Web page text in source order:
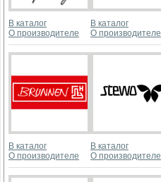
В каталог
О производителе
В каталог
О производителе
В каталог
О производителе
В каталог
О производителе